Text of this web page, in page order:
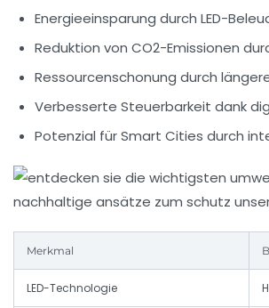
Energieeinsparung durch LED-
Reduktion von CO2-Emissionen
Ressourcenschonung durch
Verbesserte Steuerbarkeit dank
Potenzial fürSmart Cities durch
Merkmal
LED-Technologie